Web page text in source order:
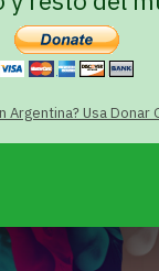
Argentina? Usa Donar
Mocha Celis